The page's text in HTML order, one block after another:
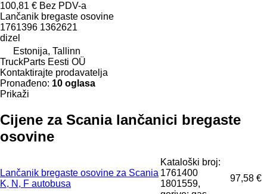
100,81 € Bez PDV-a
Lančanik bregaste osovine
1761396 1362621
dizel
Estonija, Tallinn
TruckParts Eesti OÜ
Kontaktirajte prodavatelja
Pronađeno: 10 oglasa
Prikaži
Cijene za Scania lančanici bregaste
osovine
Lančanik bregaste osovine za Scania
K, N, F autobusa
Kataloški broj:
1761400
1801559,
97,58 €